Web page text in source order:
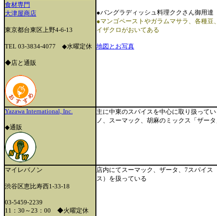
食材専門
大津屋商店
東京都台東区上野4-6-13
TEL 03-3834-4077 ◆水曜定休
◆店と通販
●バングラディッシュ料理ククさん御用達
●マンゴペーストやガラムマサラ、各種豆
イザクロがおいてある
地図とお写真
Yazawa International, Inc.
◆通販
主に中東のスパイスを中心に取り扱って
ノ、スーマック、胡麻のミックス「ザー
マイレバノン
渋谷区恵比寿西1-33-18
03-5459-2239
11：30～23：00 ◆火曜定休
店内にてスーマック、ザータ、7スパイス
ス）を扱っている